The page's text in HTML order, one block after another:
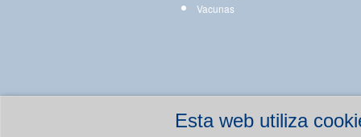
Esta web utiliza
Vacunas